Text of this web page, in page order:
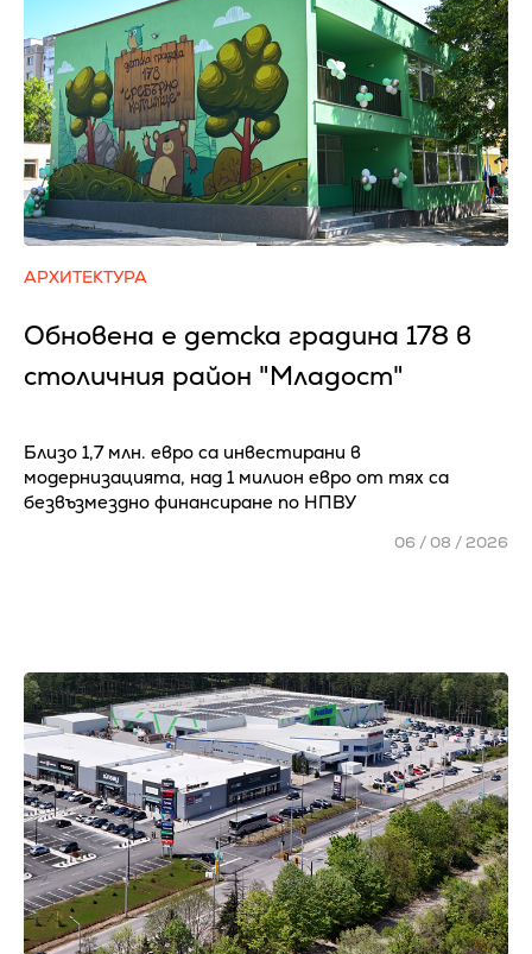
АРХИТЕКТУРА
Обновена е детска градина 178 в
столичния район "Младост"
Близо 1,7 млн. евро са инвестирани в
модернизацията, над 1 милион евро от тях са
безвъзмездно финансиране по НПВУ
06 / 08 / 2026